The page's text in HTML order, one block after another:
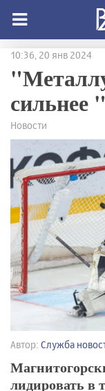
10:36, 20 янв 2024
Новости
Автор: Служба
лидировать в